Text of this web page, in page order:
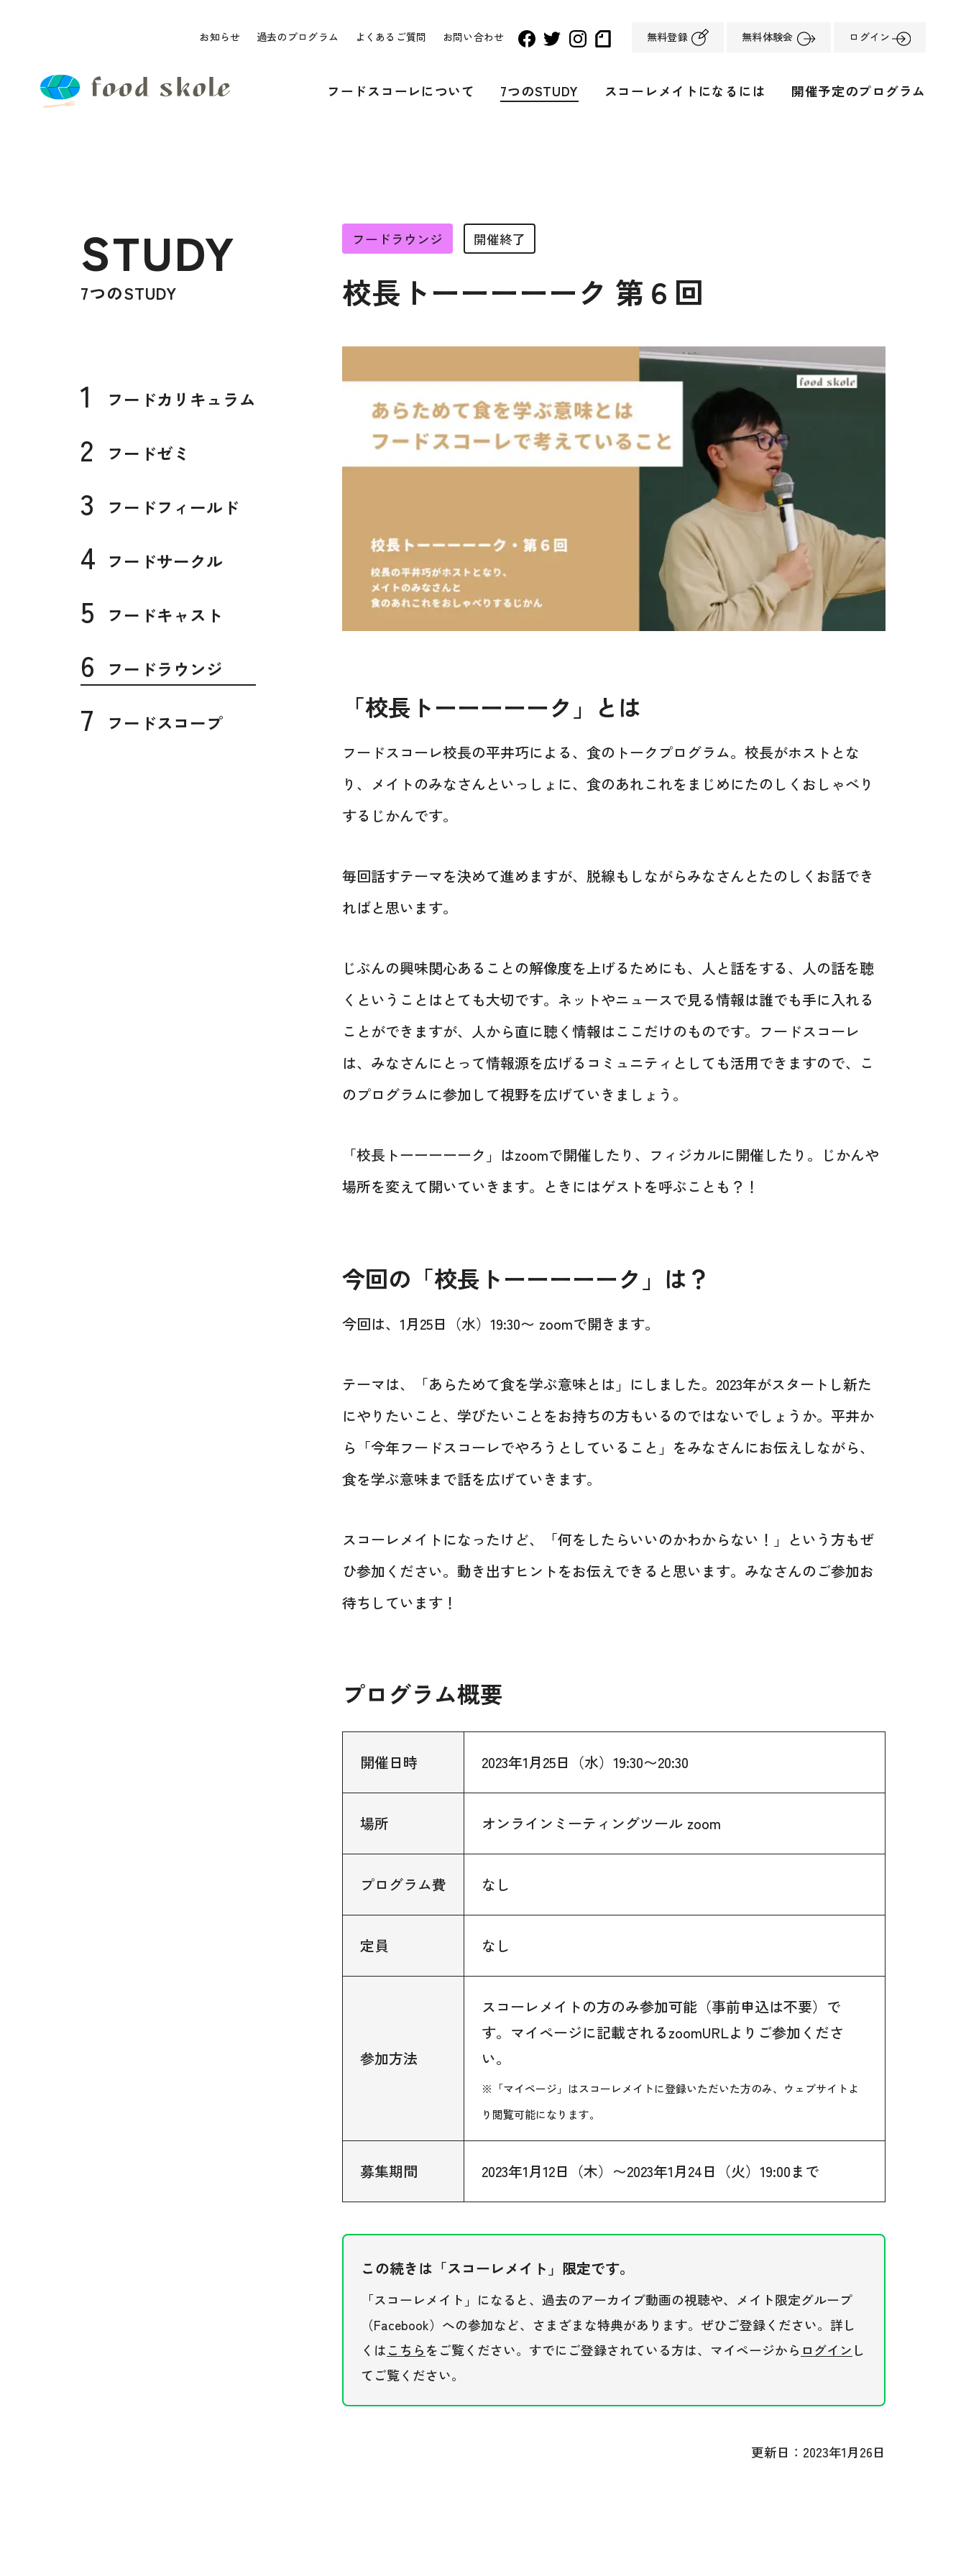
フードスコーレについて 7つのSTUDY スコーレメイトになるには 開催予定のプログラム
お知らせ 過去のプログラム よくあるご質問 お問い合わせ 無料登録 無料体験会 ログイン
STUDY
7つのSTUDY
1 フードカリキュラム
2 フードゼミ
3 フードフィールド
4 フードサークル
5 フードキャスト
6 フードラウンジ
7 フードスコープ
フードラウンジ 開催終了
校長トーーーーーク 第６回
「校長トーーーーーク」とは
フードスコーレ校長の平井巧による、食のトークプログラム。校長がホストとな
り、メイトのみなさんといっしょに、食のあれこれをまじめにたのしくおしゃべり
するじかんです。
毎回話すテーマを決めて進めますが、脱線もしながらみなさんとたのしくお話でき
ればと思います。
じぶんの興味関心あることの解像度を上げるためにも、人と話をする、人の話を聴
くということはとても大切です。ネットやニュースで見る情報は誰でも手に入れる
ことができますが、人から直に聴く情報はここだけのものです。フードスコーレ
は、みなさんにとって情報源を広げるコミュニティとしても活用できますので、こ
のプログラムに参加して視野を広げていきましょう。
「校長トーーーーーク」はzoomで開催したり、フィジカルに開催したり。じかんや
場所を変えて開いていきます。ときにはゲストを呼ぶことも？！
今回の「校長トーーーーーク」は？
今回は、1月25日（水）19:30〜 zoomで開きます。
テーマは、「あらためて食を学ぶ意味とは」にしました。2023年がスタートし新た
にやりたいこと、学びたいことをお持ちの方もいるのではないでしょうか。平井か
ら「今年フードスコーレでやろうとしていること」をみなさんにお伝えしながら、
食を学ぶ意味まで話を広げていきます。
スコーレメイトになったけど、「何をしたらいいのかわからない！」という方もぜ
ひ参加ください。動き出すヒントをお伝えできると思います。みなさんのご参加お
待ちしています！
プログラム概要
開催日時 2023年1月25日（水）19:30〜20:30
場所 オンラインミーティングツール zoom
プログラム費 なし
定員 なし
参加方法
スコーレメイトの方のみ参加可能（事前申込は不要）で
す。マイページに記載されるzoomURLよりご参加くださ
い。
※「マイページ」はスコーレメイトに登録いただいた方のみ、ウェブサイトよ
り閲覧可能になります。
募集期間 2023年1月12日（木）〜2023年1月24日（火）19:00まで
この続きは「スコーレメイト」限定です。
「スコーレメイト」になると、過去のアーカイブ動画の視聴や、メイト限定グループ
（Facebook）への参加など、さまざまな特典があります。ぜひご登録ください。詳し
くはこちらをご覧ください。すでにご登録されている方は、マイページから ログイン し
てご覧ください。
更新日：2023年1月26日